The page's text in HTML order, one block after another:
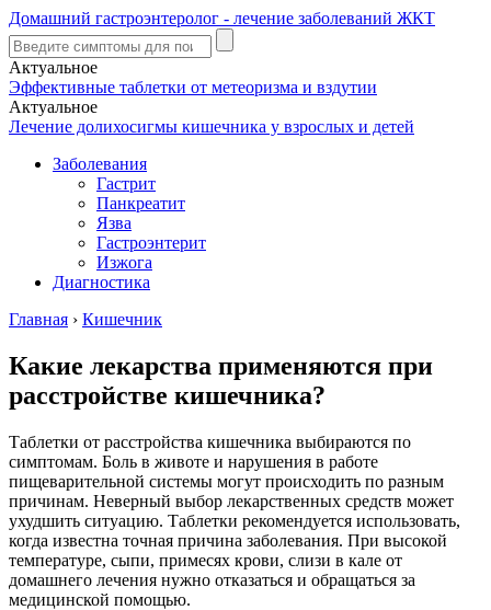
Домашний гастроэнтеролог - лечение заболеваний ЖКТ
Актуальное
Эффективные таблетки от метеоризма и вздутии
Актуальное
Лечение долихосигмы кишечника у взрослых и детей
Заболевания
Гастрит
Панкреатит
Язва
Гастроэнтерит
Изжога
Диагностика
Главная › Кишечник
Какие лекарства применяются при
расстройстве кишечника?
Таблетки от расстройства кишечника выбираются по
симптомам. Боль в животе и нарушения в работе
пищеварительной системы могут происходить по разным
причинам. Неверный выбор лекарственных средств может
ухудшить ситуацию. Таблетки рекомендуется использовать,
когда известна точная причина заболевания. При высокой
температуре, сыпи, примесях крови, слизи в кале от
домашнего лечения нужно отказаться и обращаться за
медицинской помощью.